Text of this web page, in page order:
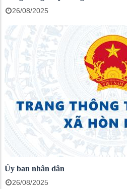
26/08/2025
Ủy ban nhân dân
26/08/2025